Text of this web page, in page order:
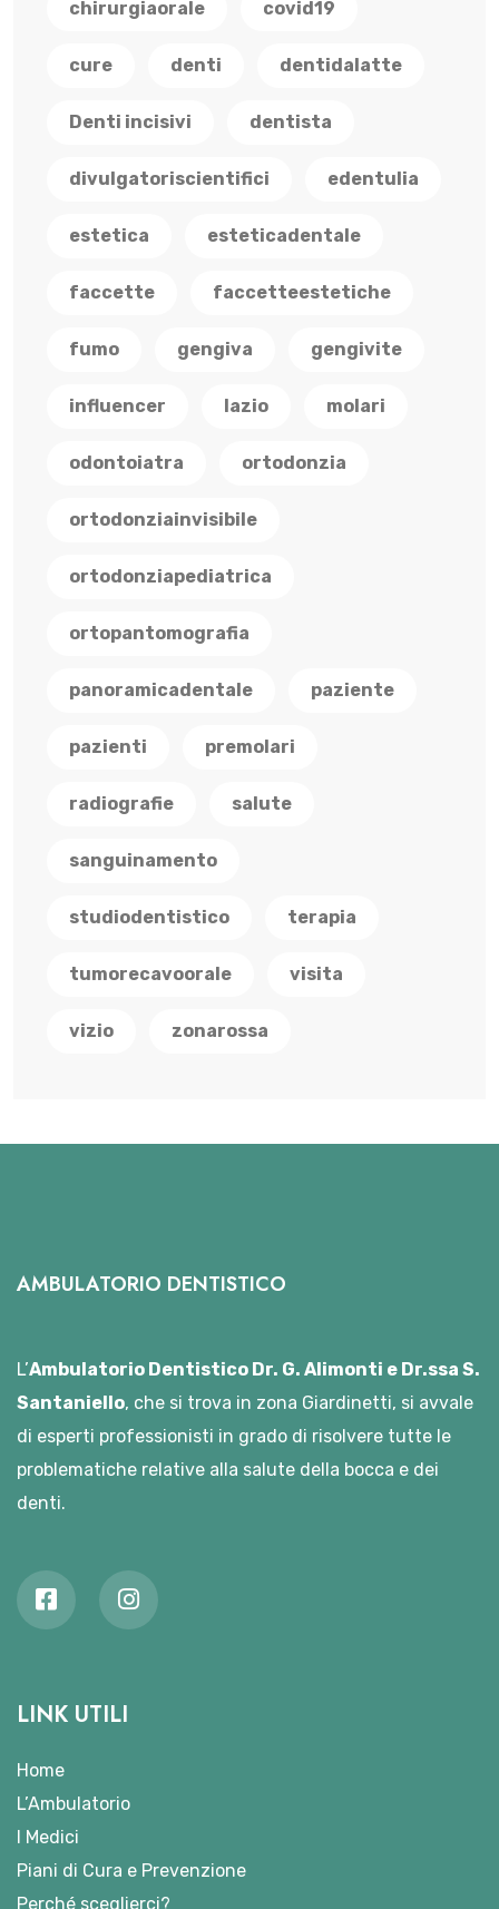
chirurgiaorale covid19
cure denti dentidalatte
Denti incisivi dentista
divulgatoriscientifici edentulia
estetica esteticadentale
faccette faccetteestetiche
fumo gengiva gengivite
influencer lazio molari
odontoiatra ortodonzia
ortodonziainvisibile
ortodonziapediatrica
ortopantomografia
panoramicadentale paziente
pazienti premolari
radiografie salute
sanguinamento
studiodentistico terapia
tumorecavoorale visita
vizio zonarossa
AMBULATORIO DENTISTICO
L’Ambulatorio Dentistico Dr. G. Alimonti e Dr.ssa S.
Santaniello, che si trova in zona Giardinetti, si avvale
di esperti professionisti in grado di risolvere tutte le
problematiche relative alla salute della bocca e dei
denti.
LINK UTILI
Home
L’Ambulatorio
I Medici
Piani di Cura e Prevenzione
Perché sceglierci?